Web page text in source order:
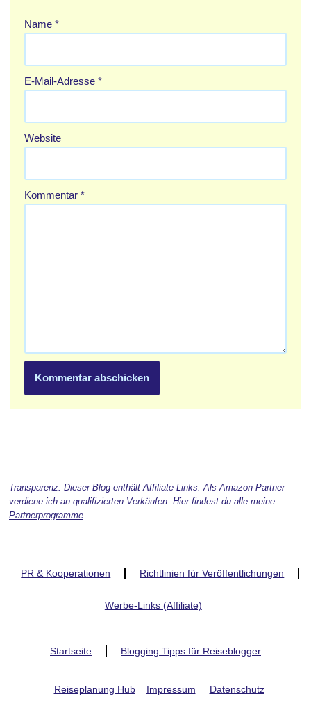
Name *
E-Mail-Adresse *
Website
Kommentar *
Transparenz: Dieser Blog enthält Affiliate-Links. Als Amazon-Partner
verdiene ich an qualifizierten Verkäufen. Hier findest du alle meine
Partnerprogramme.
PR & Kooperationen Richtlinien für Veröffentlichungen
Werbe-Links (Affiliate)
Startseite Blogging Tipps für Reiseblogger
Reiseplanung Hub Impressum Datenschutz